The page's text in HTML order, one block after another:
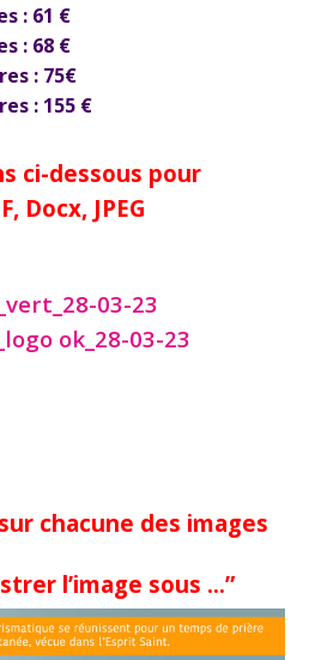
: 61 €
: 68 €
: 75€
: 155 €
ci-dessous pour
Docx, JPEG
03-23
ok_28-03-23
chacune des images
l’image sous …”